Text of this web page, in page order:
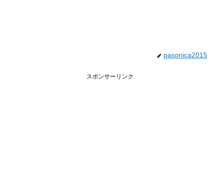
pasonica2015
スポンサーリンク